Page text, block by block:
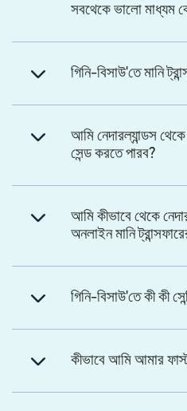
সবথেকে ভালো মাধ্যম
গিনি-বিসাউ'তে মানি
আমি নেদারল্যান্ডস
সেন্ড করতে পারব?
আমি কীভাবে থেকে
অনলাইন মানি
গিনি-বিসাউ'তে কী কী
কীভাবে আমি আমার